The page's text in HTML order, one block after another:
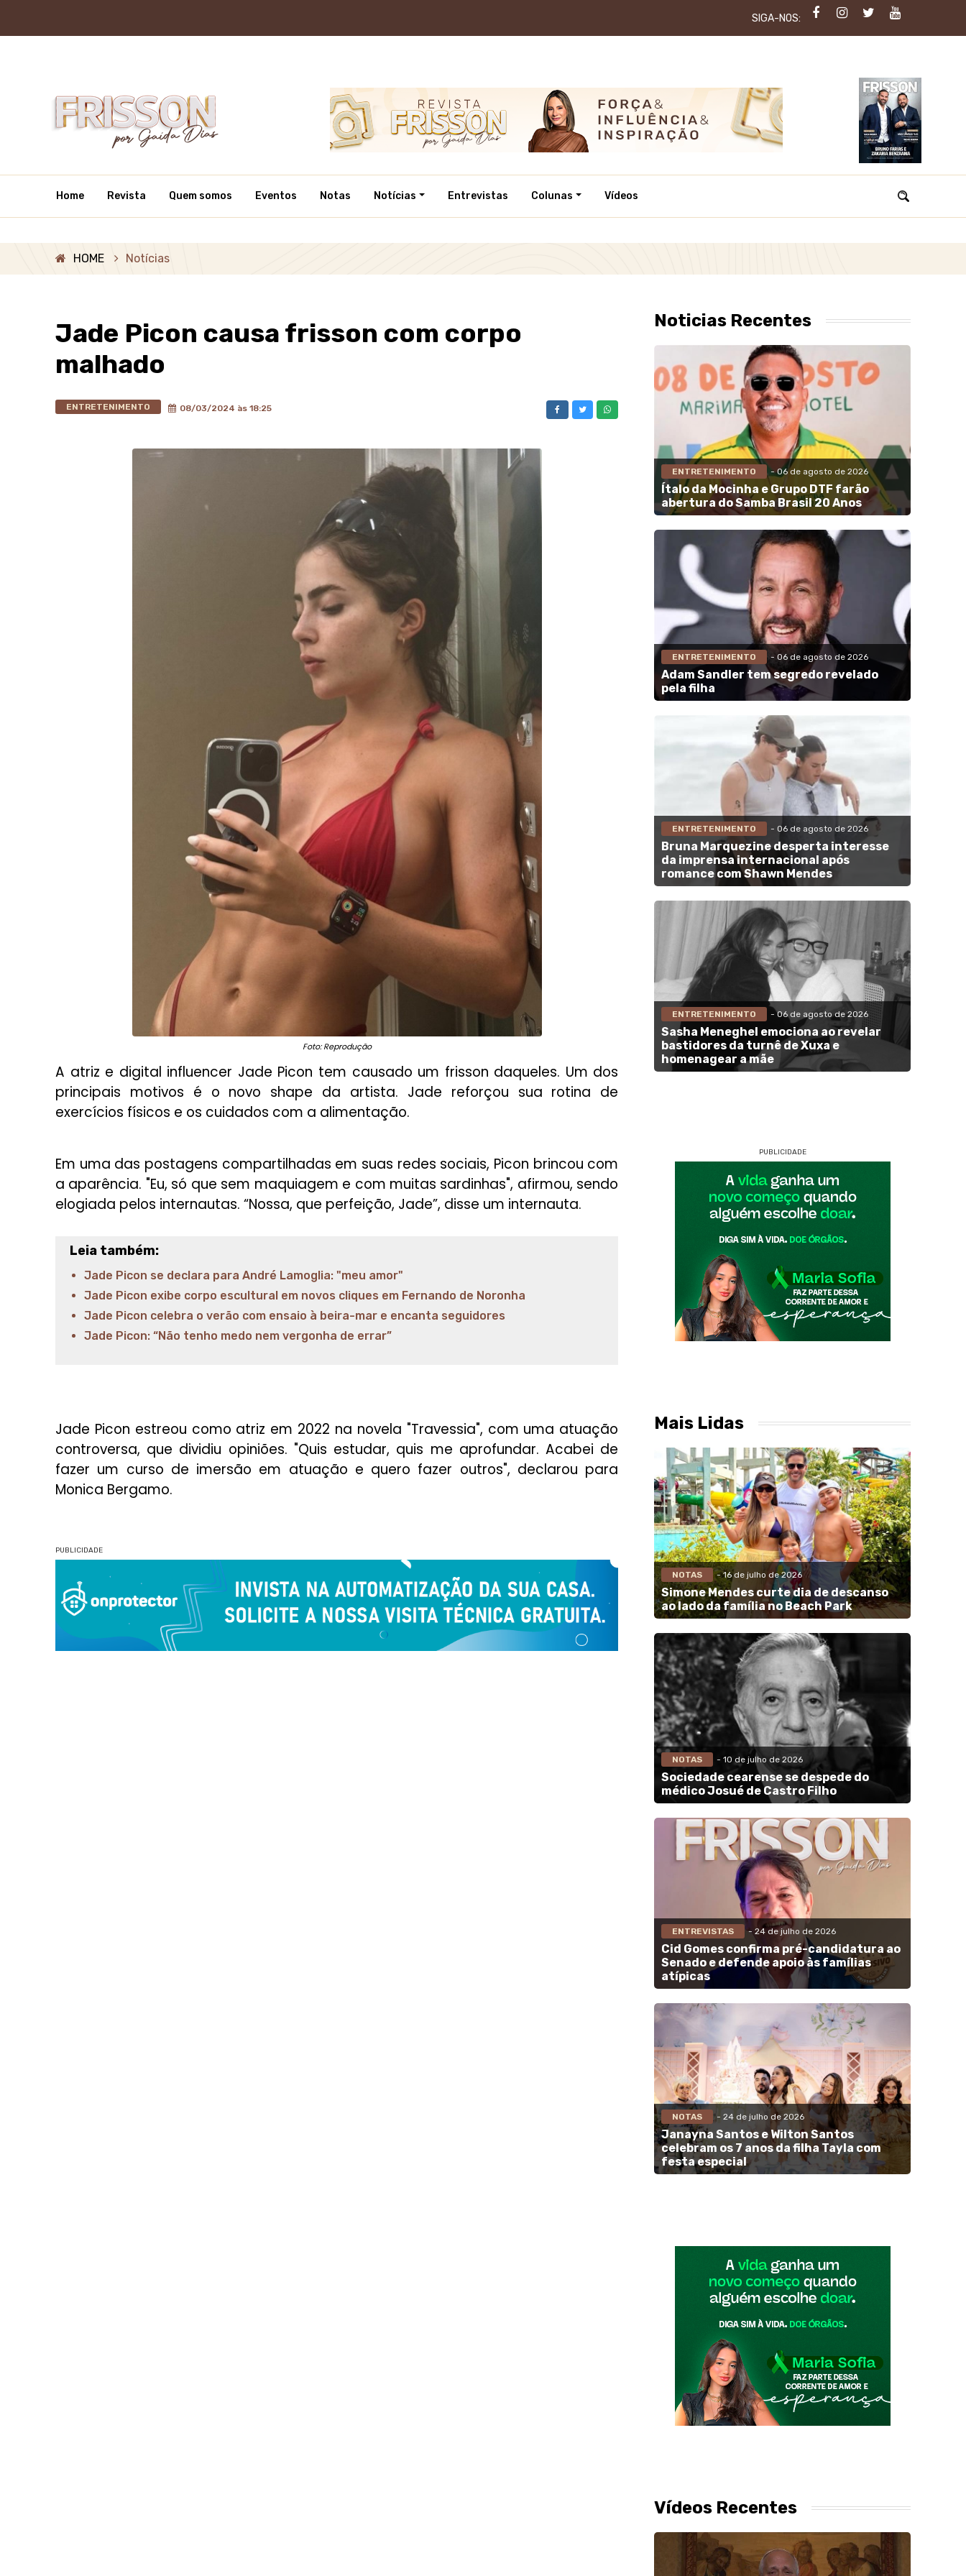
SIGA-NOS:
Home Revista Quem somos Eventos Notas Notícias Entrevistas Colunas Vídeos
HOME Notícias
Jade Picon causa frisson com corpo
malhado
ENTRETENIMENTO 08/03/2024 às 18:25
Foto: Reprodução
A atriz e digital influencer Jade Picon tem causado um frisson daqueles. Um dos
principais motivos é o novo shape da artista. Jade reforçou sua rotina de
exercícios físicos e os cuidados com a alimentação.
Em uma das postagens compartilhadas em suas redes sociais, Picon brincou com
a aparência. "Eu, só que sem maquiagem e com muitas sardinhas", afirmou, sendo
elogiada pelos internautas. “Nossa, que perfeição, Jade”, disse um internauta.
Leia também:
Jade Picon se declara para André Lamoglia: "meu amor"
Jade Picon exibe corpo escultural em novos cliques em Fernando de Noronha
Jade Picon celebra o verão com ensaio à beira-mar e encanta seguidores
Jade Picon: “Não tenho medo nem vergonha de errar”
Jade Picon estreou como atriz em 2022 na novela "Travessia", com uma atuação
controversa, que dividiu opiniões. "Quis estudar, quis me aprofundar. Acabei de
fazer um curso de imersão em atuação e quero fazer outros", declarou para
Monica Bergamo.
PUBLICIDADE
Noticias Recentes
ENTRETENIMENTO - 06 de agosto de 2026
Ítalo da Mocinha e Grupo DTF farão
abertura do Samba Brasil 20 Anos
ENTRETENIMENTO - 06 de agosto de 2026
Adam Sandler tem segredo revelado
pela filha
ENTRETENIMENTO - 06 de agosto de 2026
Bruna Marquezine desperta interesse
da imprensa internacional após
romance com Shawn Mendes
ENTRETENIMENTO - 06 de agosto de 2026
Sasha Meneghel emociona ao revelar
bastidores da turnê de Xuxa e
homenagear a mãe
PUBLICIDADE
Mais Lidas
NOTAS - 16 de julho de 2026
Simone Mendes curte dia de descanso
ao lado da família no Beach Park
NOTAS - 10 de julho de 2026
Sociedade cearense se despede do
médico Josué de Castro Filho
ENTREVISTAS - 24 de julho de 2026
Cid Gomes confirma pré-candidatura ao
Senado e defende apoio às famílias
atípicas
NOTAS - 24 de julho de 2026
Janayna Santos e Wilton Santos
celebram os 7 anos da filha Tayla com
festa especial
Vídeos Recentes